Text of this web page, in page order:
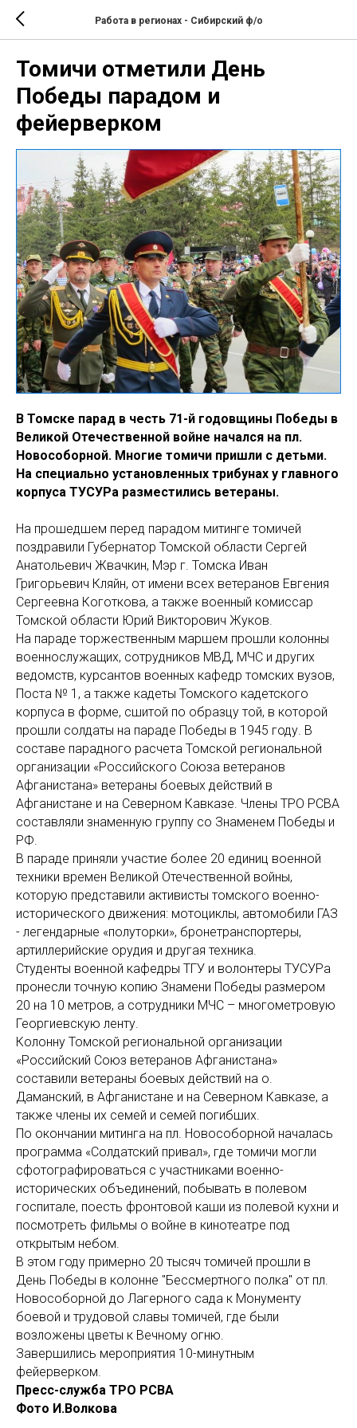
Работа в регионах - Сибирский ф/о
Томичи отметили День
Победы парадом и
фейерверком
В Томске парад в честь 71-й годовщины Победы в
Великой Отечественной войне начался на пл.
Новособорной. Многие томичи пришли с детьми.
На специально установленных трибунах у главного
корпуса ТУСУРа разместились ветераны.
На прошедшем перед парадом митинге томичей
поздравили Губернатор Томской области Сергей
Анатольевич Жвачкин, Мэр г. Томска Иван
Григорьевич Кляйн, от имени всех ветеранов Евгения
Сергеевна Коготкова, а также военный комиссар
Томской области Юрий Викторович Жуков.
На параде торжественным маршем прошли колонны
военнослужащих, сотрудников МВД, МЧС и других
ведомств, курсантов военных кафедр томских вузов,
Поста № 1, а также кадеты Томского кадетского
корпуса в форме, сшитой по образцу той, в которой
прошли солдаты на параде Победы в 1945 году. В
составе парадного расчета Томской региональной
организации «Российского Союза ветеранов
Афганистана» ветераны боевых действий в
Афганистане и на Северном Кавказе. Члены ТРО РСВА
составляли знаменную группу со Знаменем Победы и
РФ.
В параде приняли участие более 20 единиц военной
техники времен Великой Отечественной войны,
которую представили активисты томского военно-
исторического движения: мотоциклы, автомобили ГАЗ
- легендарные «полуторки», бронетранспортеры,
артиллерийские орудия и другая техника.
Студенты военной кафедры ТГУ и волонтеры ТУСУРа
пронесли точную копию Знамени Победы размером
20 на 10 метров, а сотрудники МЧС – многометровую
Георгиевскую ленту.
Колонну Томской региональной организации
«Российский Союз ветеранов Афганистана»
составили ветераны боевых действий на о.
Даманский, в Афганистане и на Северном Кавказе, а
также члены их семей и семей погибших.
По окончании митинга на пл. Новособорной началась
программа «Солдатский привал», где томичи могли
сфотографироваться с участниками военно-
исторических объединений, побывать в полевом
госпитале, поесть фронтовой каши из полевой кухни и
посмотреть фильмы о войне в кинотеатре под
открытым небом.
В этом году примерно 20 тысяч томичей прошли в
День Победы в колонне "Бессмертного полка" от пл.
Новособорной до Лагерного сада к Монументу
боевой и трудовой славы томичей, где были
возложены цветы к Вечному огню.
Завершились мероприятия 10-минутным
фейерверком.
Пресс-служба ТРО РСВА
Фото И.Волкова